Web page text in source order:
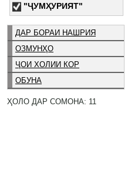
"ҶУМҲУРИЯТ"
ДАР БОРАИ НАШРИЯ
ОЗМУНҲО
ҶОИ ХОЛИИ КОР
ОБУНА
ҲОЛО ДАР СОМОНА: 11